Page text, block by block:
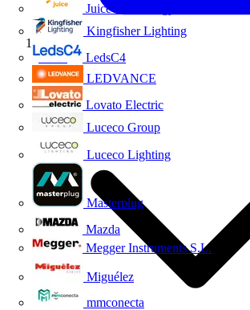
Juice Technology
Kingfisher Lighting
LedsC4
LEDVANCE
Lovato Electric
Luceco Group
Luceco Lighting
Masterplug
Mazda
Megger Instruments S.L.
Miguélez
mmconecta
Inicio